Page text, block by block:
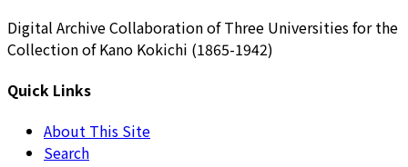
Digital Archive Collaboration of Three Universities for the
Collection of Kano Kokichi (1865-1942)
Quick Links
About This Site
Search